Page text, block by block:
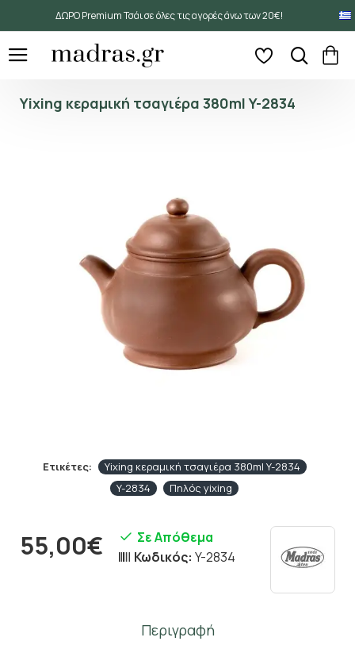
ΔΩΡΟ Premium Τσάι σε όλες τις αγορές άνω των 20€!
Yixing κεραμική τσαγιέρα 380ml Y-2834
Ετικέτες:
Yixing κεραμική τσαγιέρα 380ml Y-2834
Y-2834
Πηλός yixing
55,00€
Σε Απόθεμα
Κωδικός: Y-2834
Περιγραφή